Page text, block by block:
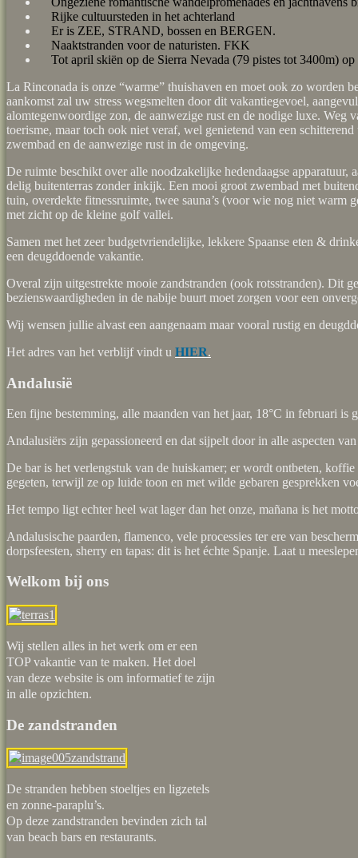
Rijke cultuursteden in het achterland
Er is ZEE, STRAND, bossen en BERGEN.
Naaktstranden voor de naturisten. FKK
Tot april skiën op de Sierra Nevada (79 pistes tot 3400m)
La Rinconada is onze “warme” thuishaven en moet ook zo worden
aankomst zal uw stress wegsmelten door dit vakantiegevoel,
alomtegenwoordige zon, de aanwezige rust en de nodige luxe. Weg
toerisme, maar toch ook niet veraf, wel genietend van een
zwembad en de aanwezige rust in de omgeving.
De ruimte beschikt over alle noodzakelijke hedendaagse apparatuur,
delig buitenterras zonder inkijk. Een mooi groot zwembad met
tuin, overdekte fitnessruimte, twee sauna’s (voor wie nog niet warm
met zicht op de kleine golf vallei.
Samen met het zeer budgetvriendelijke, lekkere Spaanse eten &
een deugddoende vakantie.
Overal zijn uitgestrekte mooie zandstranden (ook rotsstranden). Dit
bezienswaardigheden in de nabije buurt moet zorgen voor een
Wij wensen jullie alvast een aangenaam maar vooral rustig en
Het adres van het verblijf vindt u HIER.
Andalusië
Een fijne bestemming, alle maanden van het jaar, 18°C in februari is
Andalusiërs zijn gepassioneerd en dat sijpelt door in alle aspecten
De bar is het verlengstuk van de huiskamer; er wordt ontbeten, koffie
gegeten, terwijl ze op luide toon en met wilde gebaren gesprekken
Het tempo ligt echter heel wat lager dan het onze, mañana is het
Andalusische paarden, flamenco, vele processies ter ere van
dorpsfeesten, sherry en tapas: dit is het échte Spanje. Laat u
Welkom bij ons
Wij stellen alles in het werk om er een
TOP vakantie van te maken. Het doel
van deze website is om informatief te zijn
in alle opzichten.
De zandstranden
De stranden hebben stoeltjes en ligzetels
en zonne-paraplu’s.
Op deze zandstranden bevinden zich tal
van beach bars en restaurants.